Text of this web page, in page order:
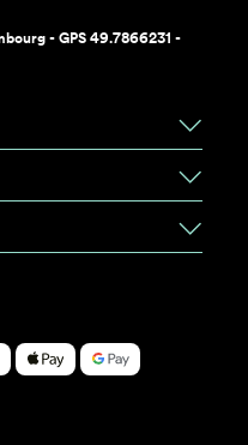
- GPS 49.7866231 -